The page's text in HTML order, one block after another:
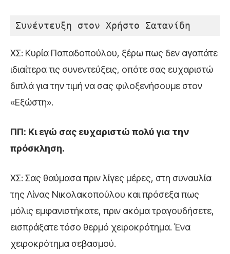
Συνέντευξη στον Χρήστο Σατανίδη
ΧΣ: Κυρία Παπαδοπούλου, ξέρω πως δεν αγαπάτε
ιδιαίτερα τις συνεντεύξεις, οπότε σας ευχαριστώ
διπλά για την τιμή να σας φιλοξενήσουμε στον
«Εξώστη».
ΠΠ: Κι εγώ σας ευχαριστώ πολύ για την
πρόσκληση.
ΧΣ: Σας θαύμασα πριν λίγες μέρες, στη συναυλία
της Λίνας Νικολακοπούλου και πρόσεξα πως
μόλις εμφανιστήκατε, πριν ακόμα τραγουδήσετε,
εισπράξατε τόσο θερμό χειροκρότημα. Ένα
χειροκρότημα σεβασμού.